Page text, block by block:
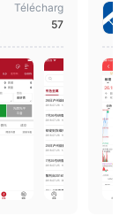
Télécharg
57